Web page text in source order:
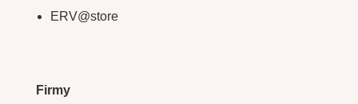
ERV@store
Firmy